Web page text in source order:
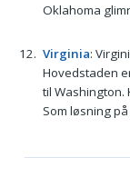
Oklahoma
Virginia:
Hovedstaden
til
Som løsning